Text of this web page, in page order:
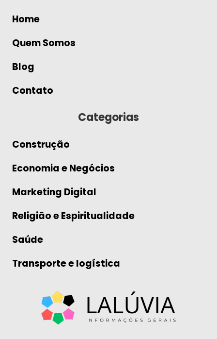
Home
Quem Somos
Blog
Contato
Categorias
Construção
Economia e Negócios
Marketing Digital
Religião e Espiritualidade
Saúde
Transporte e logística